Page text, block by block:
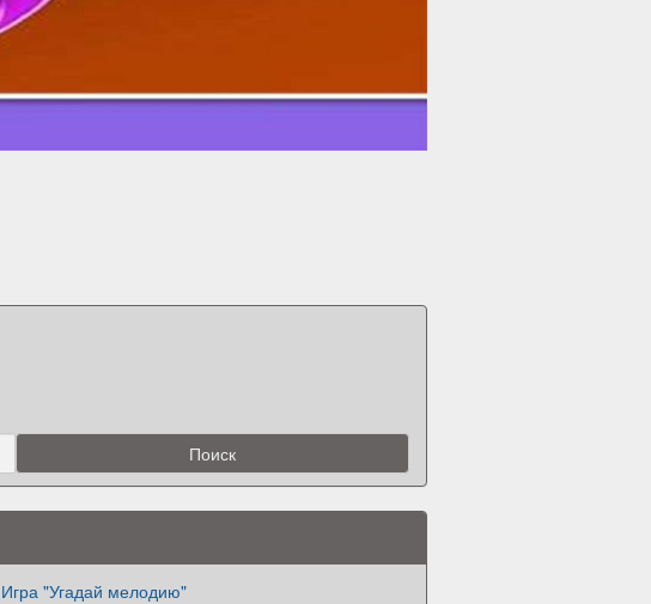
Игра "Угадай мелодию"